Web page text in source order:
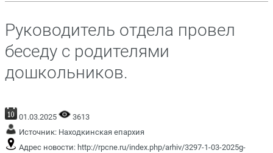
Руководитель отдела провел
беседу с родителями
дошкольников.
01.03.2025
3613
Источник: Находкинская епархия
Адрес новости: http://rpcne.ru/index.php/arhiv/3297-1-03-2025g-